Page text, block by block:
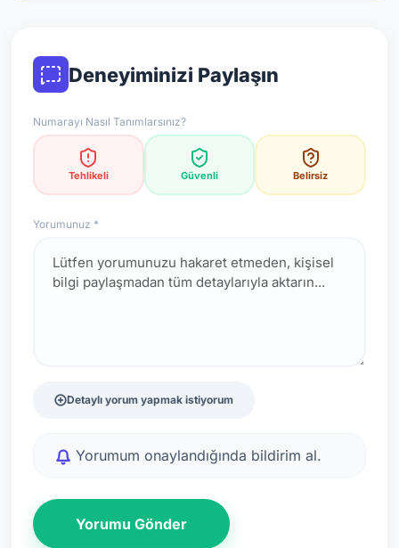
Deneyiminizi Paylaşın
Numarayı Nasıl Tanımlarsınız?
Tehlikeli Güvenli Belirsiz
Yorumunuz *
Detaylı yorum yapmak istiyorum
Yorumum onaylandığında bildirim al.
Yorumu Gönder